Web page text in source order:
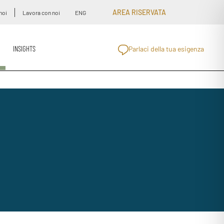
Lavora con noi ENG AREA RISERVATA
INSIGHTS Parlaci della tua esigenza